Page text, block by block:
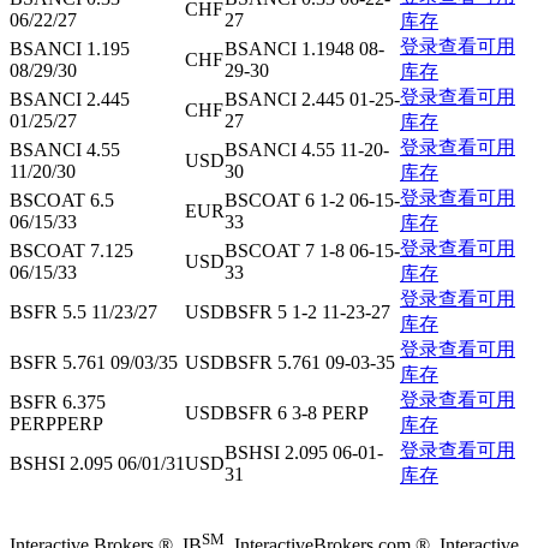
06/22/27
CHF
27
库存
BSANCI 1.195
08/29/30
CHF
BSANCI 1.1948 08-
29-30
登录查看可用
库存
BSANCI 2.445
01/25/27
CHF
BSANCI 2.445 01-25-
27
登录查看可用
库存
BSANCI 4.55
11/20/30
USD
BSANCI 4.55 11-20-
30
登录查看可用
库存
BSCOAT 6.5
06/15/33
EUR
BSCOAT 6 1-2 06-15-
33
登录查看可用
库存
BSCOAT 7.125
06/15/33
USD
BSCOAT 7 1-8 06-15-
33
登录查看可用
库存
BSFR 5.5 11/23/27
USDBSFR 5 1-2 11-23-27
登录查看可用
库存
BSFR 5.761 09/03/35 USDBSFR 5.761 09-03-35
登录查看可用
库存
BSFR 6.375
PERPPERP
USDBSFR 6 3-8 PERP
登录查看可用
库存
BSHSI 2.095 06/01/31USD
BSHSI 2.095 06-01-
31
登录查看可用
库存
SM